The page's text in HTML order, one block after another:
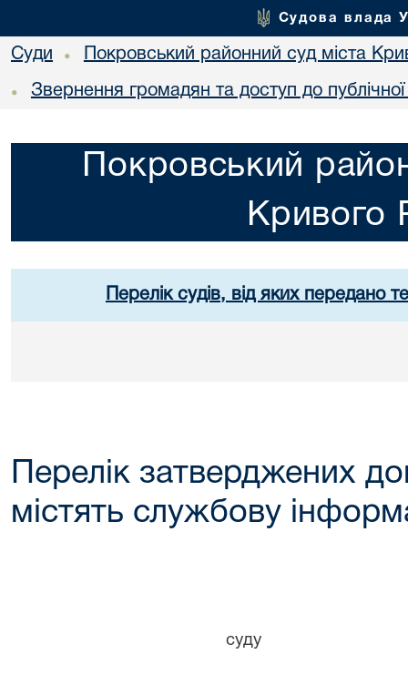
Судова влада
Суди • Покровський районний суд міста
• Звернення громадян та доступ до публічної
Покровський
Кривого
Перелік судів, від яких передано
Перелік затверджених
містять службову
суду